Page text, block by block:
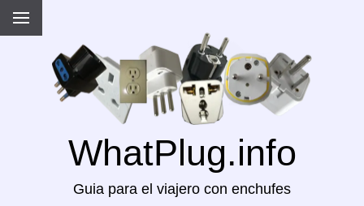
WhatPlug.info
Guia para el viajero con enchufes